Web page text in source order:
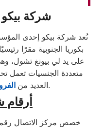
شركة بيكو
تُعد شركة بيكو إحدى
على يد لي بيونغ تشول،
متعددة الجنسيات تعمل
العديد من.
خصص مركز الاتصال